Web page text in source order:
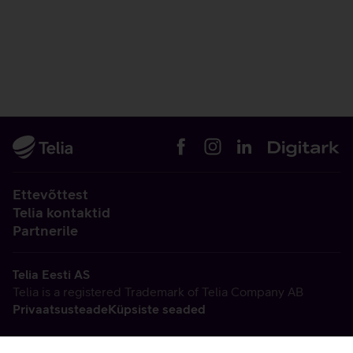
Ettevõttest
Telia kontaktid
Partnerile
Telia Eesti AS
Telia is a registered Trademark of Telia Company AB
PrivaatsusteadeKüpsiste seaded